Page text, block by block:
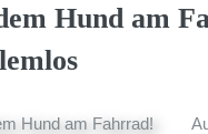
Hund am